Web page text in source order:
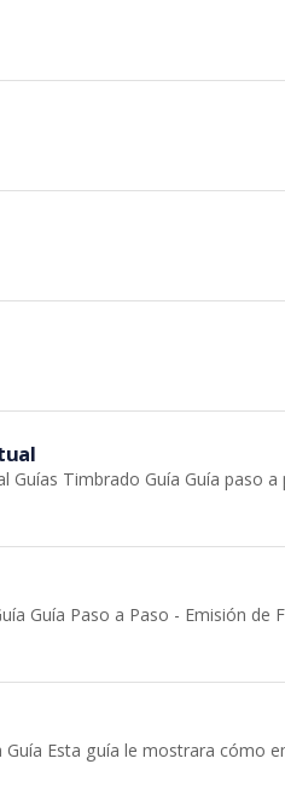
Guías Timbrado Guía Guía paso
Guía Paso a Paso - Emisión de
Esta guía le mostrara cómo